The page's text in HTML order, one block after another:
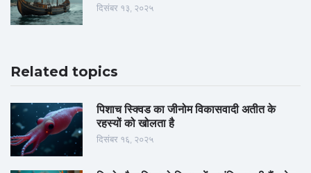
दिसंबर १३, २०२५
Related topics
पिशाच स्क्विड का जीनोम विकासवादी अतीत के
रहस्यों को खोलता है
दिसंबर १६, २०२५